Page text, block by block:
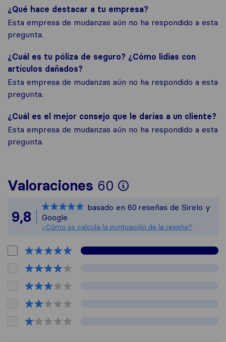
¿Qué hace destacar a tu empresa?
Esta empresa de mudanzas aún no ha respondido a esta
pregunta.
¿Cuál es tu póliza de seguro? ¿Cómo lidias con
artículos dañados?
Esta empresa de mudanzas aún no ha respondido a esta
pregunta.
¿Cuál es el mejor consejo que le darías a un cliente?
Esta empresa de mudanzas aún no ha respondido a esta
pregunta.
Valoraciones 60
Para ofrecerte
Todas las
9,8
basado en 60 reseñas de Sirelo y
Google
¿Cómo se calcula la puntuación de la reseña?